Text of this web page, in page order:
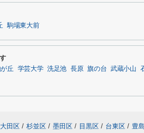
駒場東大前
丘 学芸大学 洗足池 長原 旗の台 武蔵小山
大田区 / 杉並区 / 墨田区 / 目黒区 / 台東区 / 豊